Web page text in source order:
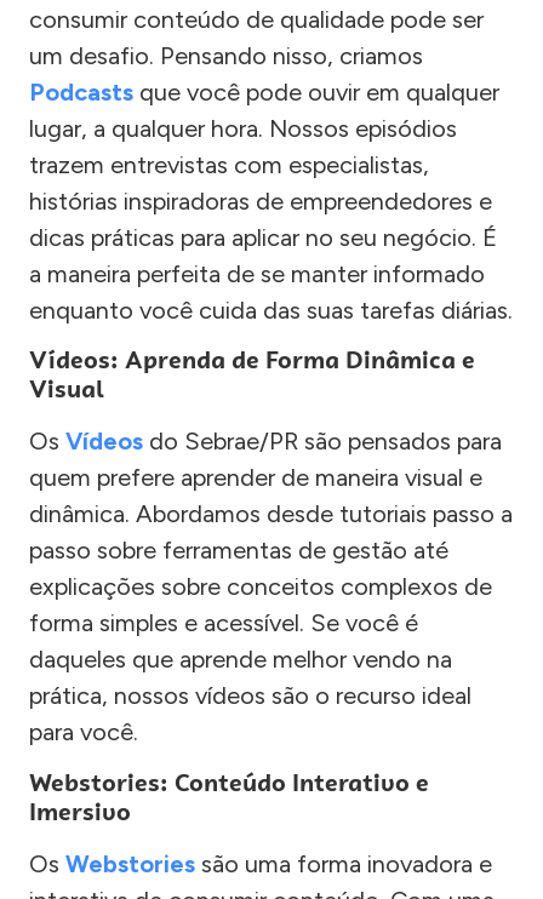
consumir conteúdo de qualidade pode ser
um desafio. Pensando nisso, criamos
Podcasts que você pode ouvir em qualquer
lugar, a qualquer hora. Nossos episódios
trazem entrevistas com especialistas,
histórias inspiradoras de empreendedores e
dicas práticas para aplicar no seu negócio. É
a maneira perfeita de se manter informado
enquanto você cuida das suas tarefas diárias.
Vídeos: Aprenda de Forma Dinâmica e
Visual
Os Vídeos do Sebrae/PR são pensados para
quem prefere aprender de maneira visual e
dinâmica. Abordamos desde tutoriais passo a
passo sobre ferramentas de gestão até
explicações sobre conceitos complexos de
forma simples e acessível. Se você é
daqueles que aprende melhor vendo na
prática, nossos vídeos são o recurso ideal
para você.
Webstories: Conteúdo Interativo e
Imersivo
Os Webstories são uma forma inovadora e